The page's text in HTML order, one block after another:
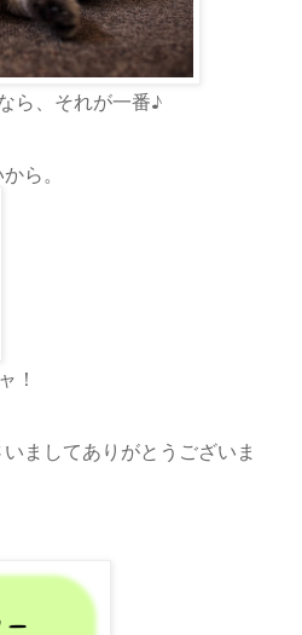
ら、それが一番♪
ら。
！
ましてありがとうございま